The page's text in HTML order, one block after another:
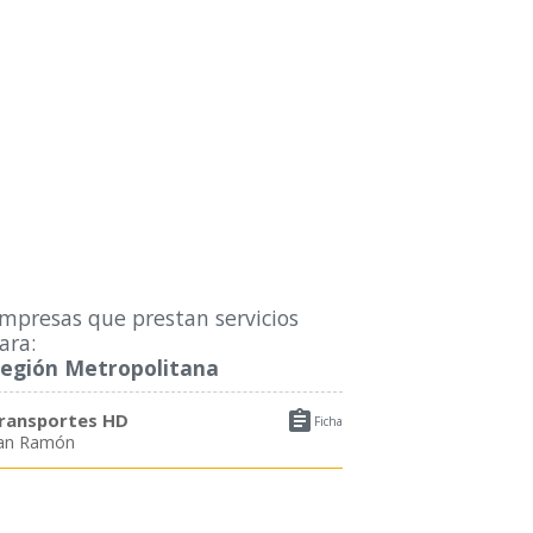
que prestan servicios
Metropolitana
 Ficha
HD
Ramón